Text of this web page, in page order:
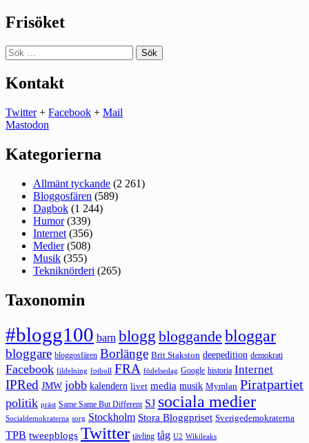
Frisöket
Sök
efter:
Kontakt
Twitter+ Facebook + Mail
Mastodon
Kategorierna
Allmänt tyckande (2 261)
Bloggosfären (589)
Dagbok (1 244)
Humor(339)
Internet (356)
Medier(508)
Musik (355)
Tekniknörderi (265)
Taxonomin
#blogg100 barn blogg bloggande bloggar
bloggare bloggosfären Borlänge Brit Stakston deepedition demokrati
Facebook fildelning fotboll FRA födelsedag Google historia Internet
IPRed JMW jobb kalendern livet media musik Mymlan Piratpartiet
politik präst Same Same But Different SJ sociala medier
Socialdemokraterna sorg Stockholm Stora Bloggpriset Sverigedemokraterna
TPB tweepblogs Twitter tävling tåg U2 Wikileaks